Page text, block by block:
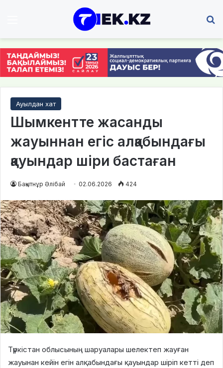
Ауылдан хат
Шымкентте жасанды
жауыннан егіс алқабындағы
қауындар шіри бастаған
Бақытнұр Әлібай 02.06.2026 424
Түркістан облысының шаруалары шелектеп жауған
жауынан кейін егін алқабындағы қауындар шіріп кетті деп